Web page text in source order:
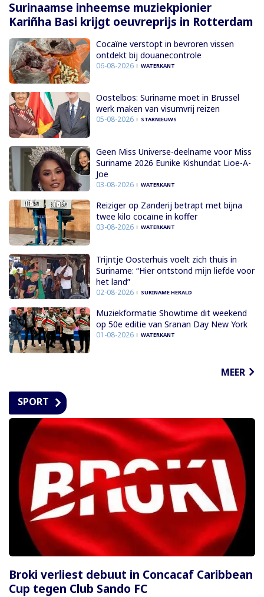
Surinaamse inheemse muziekpionier
Kariñha Basi krijgt oeuvreprijs in Rotterdam
Cocaïne verstopt in bevroren vissen
ontdekt bij douanecontrole
06-08-2026 WATERKANT
Oostelbos: Suriname moet in Brussel
werk maken van visumvrij reizen
05-08-2026 STARNIEUWS
Geen Miss Universe-deelname voor Miss
Suriname 2026 Eunike Kishundat Lioe-A-
Joe
03-08-2026 WATERKANT
Reiziger op Zanderij betrapt met bijna
twee kilo cocaïne in koffer
03-08-2026 WATERKANT
Trijntje Oosterhuis voelt zich thuis in
Suriname: “Hier ontstond mijn liefde voor
het land”
02-08-2026 SURINAME HERALD
Muziekformatie Showtime dit weekend
op 50e editie van Sranan Day New York
01-08-2026 WATERKANT
MEER
SPORT
Broki verliest debuut in Concacaf Caribbean
Cup tegen Club Sando FC